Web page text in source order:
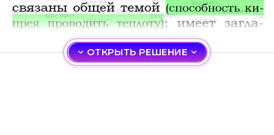
ОТКРЫТЬ РЕШЕНИЕ